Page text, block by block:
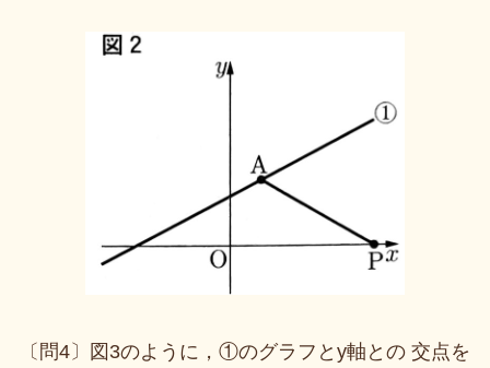
〔問4〕図3のように，①のグラフとy軸との 交点を